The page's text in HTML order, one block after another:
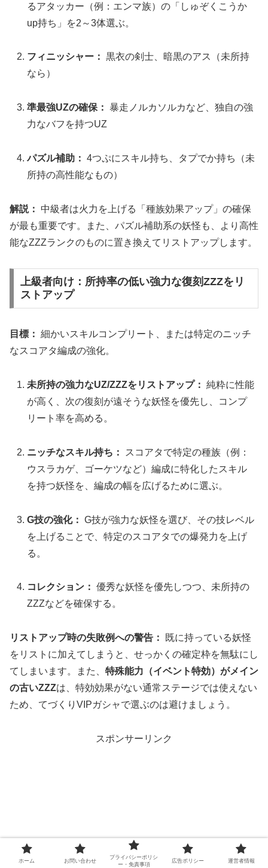
るアタッカー（例：エンマ族）の「しゅぞくこうか
up持ち」を2～3体選ぶ。
フィニッシャー： 黒衣の剣士、暗黒のアス（未所持
なら）
準最強UZの確保： 暴走ノルカソルカなど、独自の強
力なバフを持つUZ
パズル補助： 4つぷにスキル持ち、タプでか持ち（未
所持の高性能なもの）
解説：
中級者は火力を上げる「種族効果アップ」の確保
が最も重要です。また、パズル補助系の妖怪も、より高性
能なZZZランクのものに置き換えてリストアップします。
上級者向け：所持率の低い強力な復刻ZZZをリ
ストアップ
目標： 細かいスキルコンプリート、または特定のニッチ
なスコアタ編成の強化。
未所持の強力なUZ/ZZZをリストアップ： 純粋に性能
が高く、次の復刻が遠そうな妖怪を優先し、コンプ
リート率を高める。
ニッチなスキル持ち：
スコアタで特定の種族（例：
ウスラカゲ、ゴーケツなど）編成に特化したスキル
を持つ妖怪を、編成の幅を広げるために選ぶ。
G技の強化： G技が強力な妖怪を選び、その技レベル
を上げることで、特定のスコアタでの爆発力を上げ
る。
コレクション： 優秀な妖怪を優先しつつ、未所持の
ZZZなどを確保する。
リストアップ時の失敗例への警告：
既に持っている妖怪
をリストに加えてしまうと、せっかくの確定枠を無駄にし
てしまいます。また、 特殊能力（イベント特効）がメイン
の古いZZZは、特効効果がない通常ステージでは使えない
ため、てづくりVIPガシャで選ぶのは避けましょう。
スポンサーリンク
ホーム お問い合わせ
プライバシーポリシ
ー・免責事項
広告ポリシー 運営者情報